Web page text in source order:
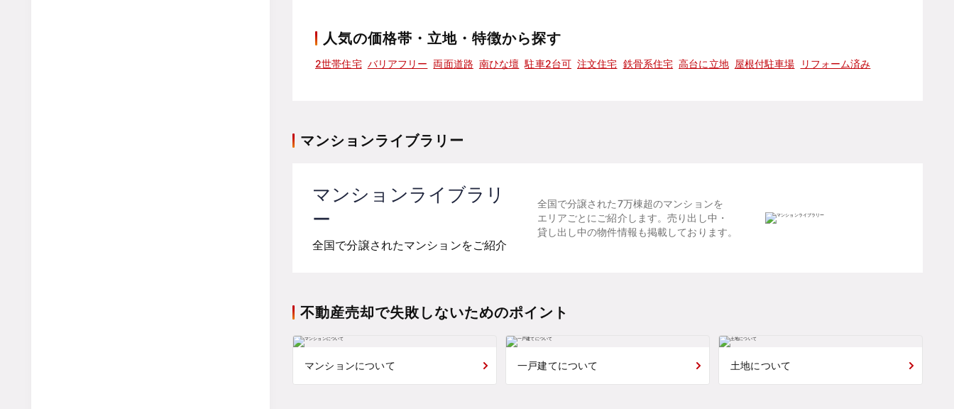
人気の価格帯・立地・特徴から探す
2世帯住宅 バリアフリー 両面道路 南ひな壇 駐車2台可 注文住宅 鉄骨系住宅 高台に立地 屋根付駐車場 リフォーム済み
マンションライブラリー
マンションライブラリ
ー
全国で分譲されたマンションをご紹介
全国で分譲された7万棟超のマンションを
エリアごとにご紹介します。売り出し中・
貸し出し中の物件情報も掲載しております。
不動産売却で失敗しないためのポイント
マンションについて 一戸建てについて 土地について